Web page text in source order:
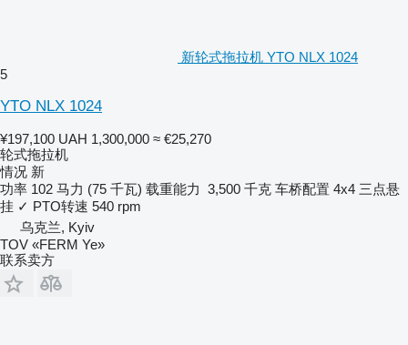
新轮式拖拉机 YTO NLX 1024
5
YTO NLX 1024
¥197,100 UAH 1,300,000 ≈ €25,270
轮式拖拉机
情况 新
功率 102 马力 (75 千瓦) 载重能力 3,500 千克 车桥配置 4x4 三点悬
挂 ✓ PTO转速 540 rpm
乌克兰, Kyiv
TOV «FERM Ye»
联系卖方